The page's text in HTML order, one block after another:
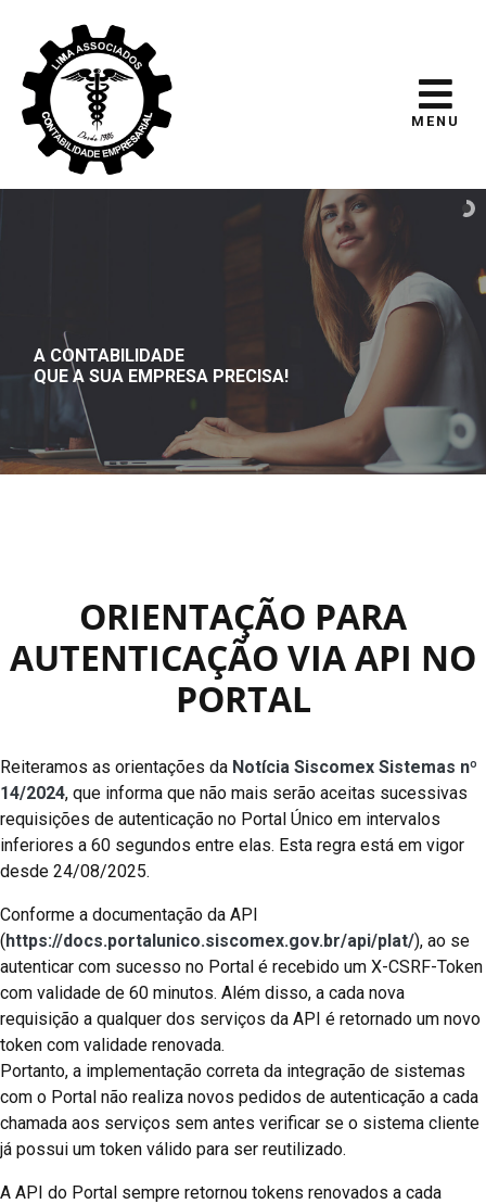
MENU
A CONTABILIDADE
QUE A SUA EMPRESA PRECISA!
ORIENTAÇÃO PARA
AUTENTICAÇÃO VIA API NO
PORTAL
Reiteramos as orientações da Notícia Siscomex Sistemas nº
14/2024, que informa que não mais serão aceitas sucessivas
requisições de autenticação no Portal Único em intervalos
inferiores a 60 segundos entre elas. Esta regra está em vigor
desde 24/08/2025.
Conforme a documentação da API
(https://docs.portalunico.siscomex.gov.br/api/plat/), ao se
autenticar com sucesso no Portal é recebido um X-CSRF-Token
com validade de 60 minutos. Além disso, a cada nova
requisição a qualquer dos serviços da API é retornado um novo
token com validade renovada.
Portanto, a implementação correta da integração de sistemas
com o Portal não realiza novos pedidos de autenticação a cada
chamada aos serviços sem antes verificar se o sistema cliente
já possui um token válido para ser reutilizado.
A API do Portal sempre retornou tokens renovados a cada